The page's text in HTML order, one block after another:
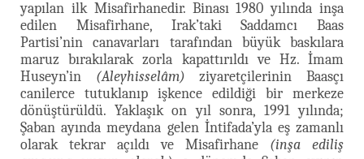
yapılan ilk Misafirhanedir. Binası 1980 yılında inşa
edilen Misafirhane, Irak’taki Saddamcı Baas
Partisi’nin canavarları tarafından büyük baskılara
maruz bırakılarak zorla kapattırıldı ve Hz. İmam
Huseyn’in (Aleyhisselâm) ziyaretçilerinin Baasçı
canilerce tutuklanıp işkence edildiği bir merkeze
dönüştürüldü. Yaklaşık on yıl sonra, 1991 yılında;
Şaban ayında meydana gelen İntifada’yla eş zamanlı
olarak tekrar açıldı ve Misafirhane (inşa ediliş